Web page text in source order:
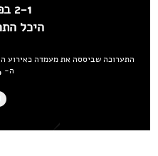
2-1 בפברואר
היכל
התערוכה שביססה את מעמדה כאירוע
ה- 24 …